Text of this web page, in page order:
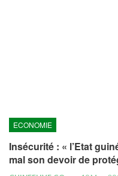
ECONOMIE
Insécurité : « l’Etat
mal son devoir de